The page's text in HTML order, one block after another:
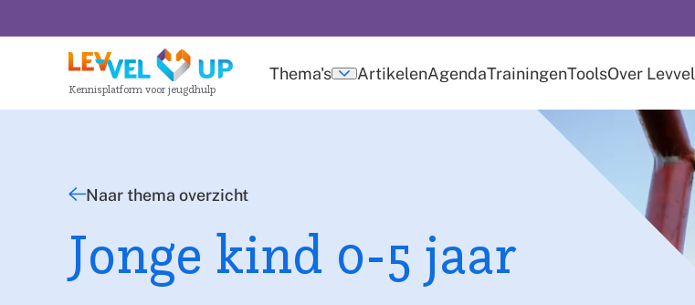
Kennisplatform voor jeugdhulp
Thema's
Submenu
ArtikelenAgendaTrainingenToolsOver Levvel
Jonge kind 0-5 jaar
Naar thema overzicht